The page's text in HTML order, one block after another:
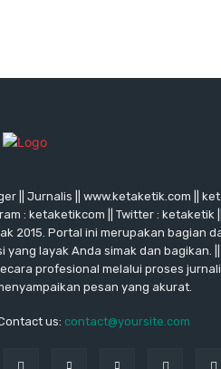
|| Jurnalis || www.ketaketik.com ||
: ketaketikcom || Twitter : ketaketik
2015. Portal ini merupakan bagian
layak Anda simak dan bagikan.
profesional melalui proses
pesan yang akurat.
us: contact@yoursite.com